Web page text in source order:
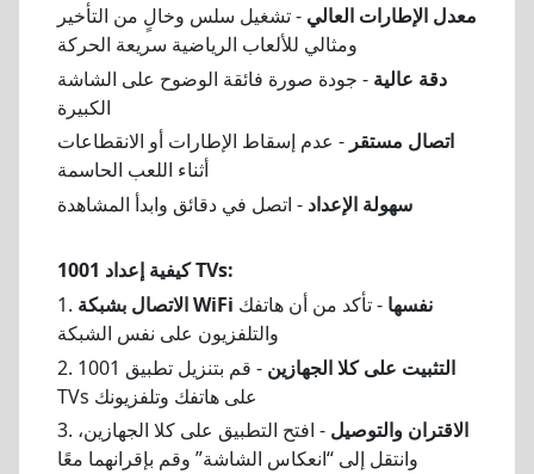
معدل الإطارات العالي - تشغيل سلس وخالٍ من التأخير
ومثالي للألعاب الرياضية سريعة الحركة
دقة عالية - جودة صورة فائقة الوضوح على الشاشة
الكبيرة
اتصال مستقر - عدم إسقاط الإطارات أو الانقطاعات
أثناء اللعب الحاسمة
سهولة الإعداد - اتصل في دقائق وابدأ المشاهدة
كيفية إعداد 1001 TVs:
1.
الاتصال بشبكة WiFi نفسها - تأكد من أن هاتفك
والتلفزيون على نفس الشبكة
2.
التثبيت على كلا الجهازين
- قم بتنزيل تطبيق 1001
TVs على هاتفك وتلفزيونك
3.
الاقتران والتوصيل - افتح التطبيق على كلا الجهازين،
وانتقل إلى “انعكاس الشاشة” وقم بإقرانهما معًا